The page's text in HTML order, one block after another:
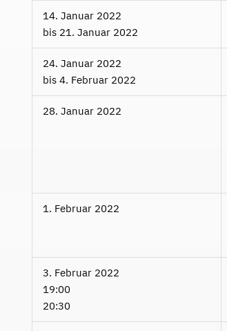
14. Januar 2022
bis 21. Januar 2022
24. Januar 2022
bis 4. Februar 2022
28. Januar 2022
1. Februar 2022
3. Februar 2022
19:00
20:30